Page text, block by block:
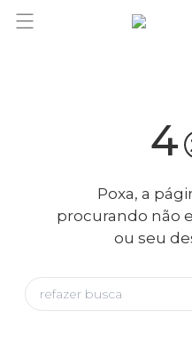
você merece 30% OFF pra
4
Poxa, a
procurando não
ou seu